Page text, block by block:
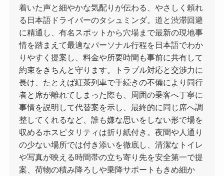
着いた声と細やかな気配りが伝わる、やさしく頼れ
る日本語ドライバーのタシュミンダ。道と渋滞回避
に精通し、有名スポットから穴場まで最新の現地事
情を踏まえて最適なパーソナル行程を日本語でわか
りやすく提案し、料金や所要時間も事前に共有して
約束をきちんと守ります。トラブル対応と交渉力に
長け、たとえば紅茶列車で手続きの不備により同行
者と席が離れてしまった際も、周囲の乗客へ丁寧に
事情を説明して代替案を示し、最終的に同じ席へ調
整してくれるなど、誰も嫌な思いをしない形で場を
収めるホスピタリティは折り紙付き。夜間や人通り
の少ない場所では付き添いを徹底し、清潔なトイレ
や写真が映える時間帯の立ち寄り先を安全第一で提
案、荷物の積み降ろしや乗降サポートもきめ細か